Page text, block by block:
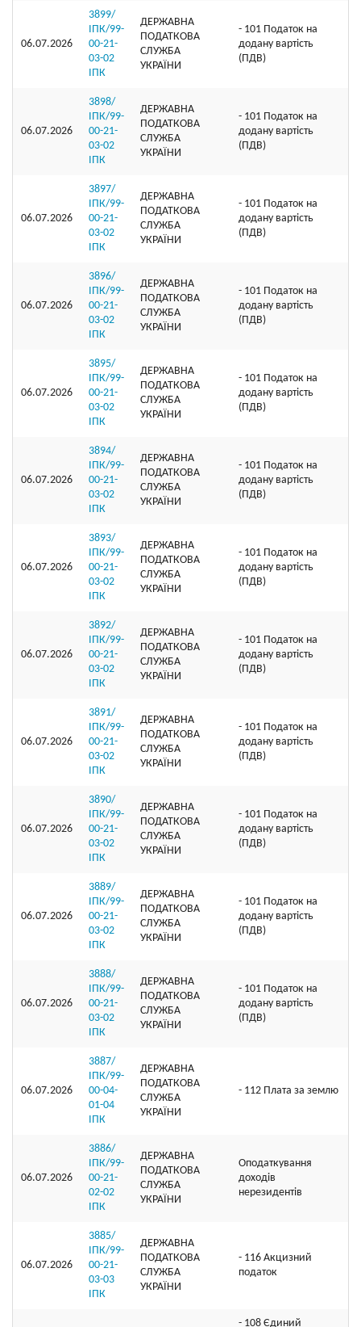
06.07.2026
3899/
ІПК/99-
00-21-
03-02
ІПК
ДЕРЖАВНА
ПОДАТКОВА
СЛУЖБА
УКРАЇНИ
- 101 Податок на
додану вартість
(ПДВ)
06.07.2026
3898/
ІПК/99-
00-21-
03-02
ІПК
ДЕРЖАВНА
ПОДАТКОВА
СЛУЖБА
УКРАЇНИ
- 101 Податок на
додану вартість
(ПДВ)
06.07.2026
3897/
ІПК/99-
00-21-
03-02
ІПК
ДЕРЖАВНА
ПОДАТКОВА
СЛУЖБА
УКРАЇНИ
- 101 Податок на
додану вартість
(ПДВ)
06.07.2026
3896/
ІПК/99-
00-21-
03-02
ІПК
ДЕРЖАВНА
ПОДАТКОВА
СЛУЖБА
УКРАЇНИ
- 101 Податок на
додану вартість
(ПДВ)
06.07.2026
3895/
ІПК/99-
00-21-
03-02
ІПК
ДЕРЖАВНА
ПОДАТКОВА
СЛУЖБА
УКРАЇНИ
- 101 Податок на
додану вартість
(ПДВ)
06.07.2026
3894/
ІПК/99-
00-21-
03-02
ІПК
ДЕРЖАВНА
ПОДАТКОВА
СЛУЖБА
УКРАЇНИ
- 101 Податок на
додану вартість
(ПДВ)
06.07.2026
3893/
ІПК/99-
00-21-
03-02
ІПК
ДЕРЖАВНА
ПОДАТКОВА
СЛУЖБА
УКРАЇНИ
- 101 Податок на
додану вартість
(ПДВ)
06.07.2026
3892/
ІПК/99-
00-21-
03-02
ІПК
ДЕРЖАВНА
ПОДАТКОВА
СЛУЖБА
УКРАЇНИ
- 101 Податок на
додану вартість
(ПДВ)
06.07.2026
3891/
ІПК/99-
00-21-
03-02
ІПК
ДЕРЖАВНА
ПОДАТКОВА
СЛУЖБА
УКРАЇНИ
- 101 Податок на
додану вартість
(ПДВ)
06.07.2026
3890/
ІПК/99-
00-21-
03-02
ІПК
ДЕРЖАВНА
ПОДАТКОВА
СЛУЖБА
УКРАЇНИ
- 101 Податок на
додану вартість
(ПДВ)
06.07.2026
3889/
ІПК/99-
00-21-
03-02
ІПК
ДЕРЖАВНА
ПОДАТКОВА
СЛУЖБА
УКРАЇНИ
- 101 Податок на
додану вартість
(ПДВ)
06.07.2026
3888/
ІПК/99-
00-21-
03-02
ІПК
ДЕРЖАВНА
ПОДАТКОВА
СЛУЖБА
УКРАЇНИ
- 101 Податок на
додану вартість
(ПДВ)
06.07.2026
3887/
ІПК/99-
00-04-
01-04
ІПК
ДЕРЖАВНА
ПОДАТКОВА
СЛУЖБА
УКРАЇНИ
- 112 Плата за землю
06.07.2026
3886/
ІПК/99-
00-21-
02-02
ІПК
ДЕРЖАВНА
ПОДАТКОВА
СЛУЖБА
УКРАЇНИ
Оподаткування
доходів
нерезидентів
06.07.2026
3885/
ІПК/99-
00-21-
03-03
ІПК
ДЕРЖАВНА
ПОДАТКОВА
СЛУЖБА
УКРАЇНИ
- 116 Акцизний
податок
- 108 Єдиний